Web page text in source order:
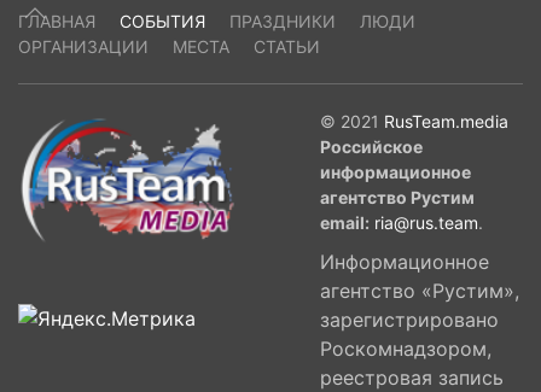
ГЛАВНАЯ СОБЫТИЯ ПРАЗДНИКИ
ЛЮДИ
ОРГАНИЗАЦИИ
МЕСТА СТАТЬИ
© 2021 RusTeam.media
Российское
информационное
агентство Рустим
email: ria@rus.team.
Информационное
агентство «Рустим»,
зарегистрировано
Роскомнадзором,
реестровая запись